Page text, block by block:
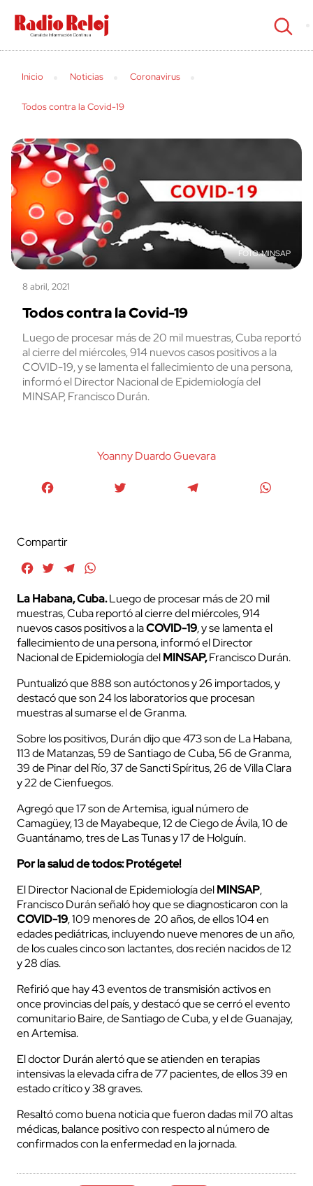
cerrar
Inicio Noticias Coronavirus
Todos contra la Covid-19
MINSAP
8 abril, 2021
Todos contra la Covid-19
Luego de procesar más de 20 mil muestras, Cuba reportó
al cierre del miércoles, 914 nuevos casos positivos a la
COVID-19, y se lamenta el fallecimiento de una persona,
informó el Director Nacional de Epidemiología del
MINSAP, Francisco Durán.
Yoanny Duardo Guevara
Compartir
FacebookTwitterTelegram
La Habana, Cuba.Luego de procesar más de 20 mil
muestras, Cuba reportó al cierre del miércoles, 914
nuevos casos positivos a laCOVID-19, y se lamenta el
fallecimiento de una persona, informó el Director
Nacional de Epidemiología delMINSAP,Francisco Durán.
Puntualizó que 888 son autóctonos y 26 importados, y
destacó que son 24 los laboratorios que procesan
muestras al sumarse el de Granma.
Sobre los positivos, Durán dijo que 473 son de La Habana,
113 de Matanzas, 59 de Santiago de Cuba, 56 de Granma,
39 de Pinar del Río, 37 de Sancti Spíritus, 26 de Villa Clara
y 22 de Cienfuegos.
Agregó que 17 son de Artemisa, igual número de
Camagüey, 13 de Mayabeque, 12 de Ciego de Ávila, 10 de
Guantánamo, tres de Las Tunas y 17 de Holguín.
Por la salud de todos: Protégete!
El Director Nacional de Epidemiología delMINSAP,
Francisco Durán señaló hoy que se diagnosticaron con la
COVID-19, 109 menores de 20 años, de ellos 104 en
edades pediátricas, incluyendo nueve menores de un año,
de los cuales cinco son lactantes, dos recién nacidos de 12
y 28 días.
Refirió que hay 43 eventos de transmisión activos en
once provincias del país, y destacó que se cerró el evento
comunitario Baire, de Santiago de Cuba, y el de Guanajay,
en Artemisa.
El doctor Durán alertó que se atienden en terapias
intensivas la elevada cifra de 77 pacientes, de ellos 39 en
estado crítico y 38 graves.
Resaltó como buena noticia que fueron dadas mil 70 altas
médicas, balance positivo con respecto al número de
confirmados con la enfermedad en la jornada.